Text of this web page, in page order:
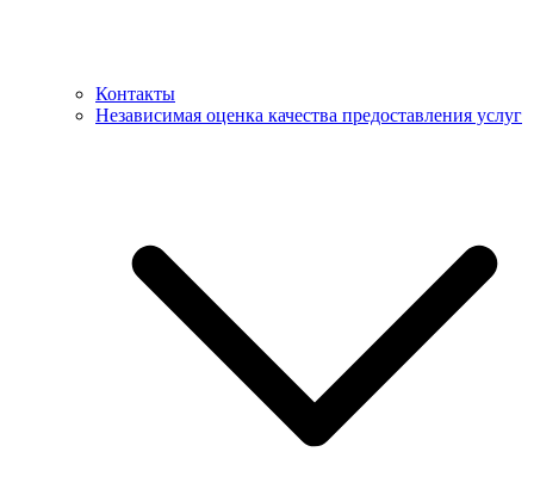
Контакты
Независимая оценка качества предоставления услуг